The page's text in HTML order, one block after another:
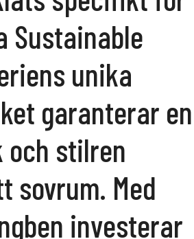
Sustainable
unika
garanterar en
och stilren
sovrum. Med
investerar